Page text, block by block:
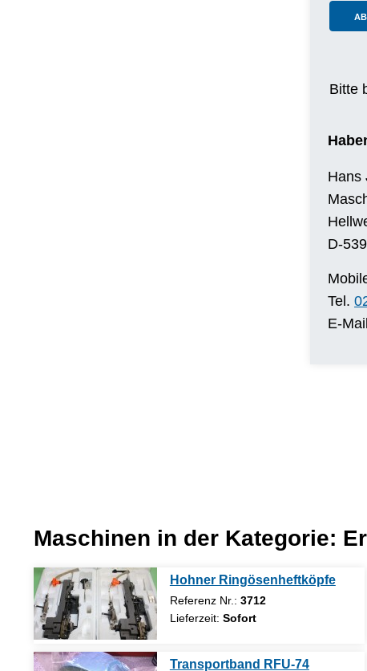
Bitte
Hans
D-
Tel.
E-
Maschinen in der Kategorie:
Hohner Ringösenheftköpfe
Referenz Nr.: 3712
Lieferzeit: Sofort
Transportband RFU-74